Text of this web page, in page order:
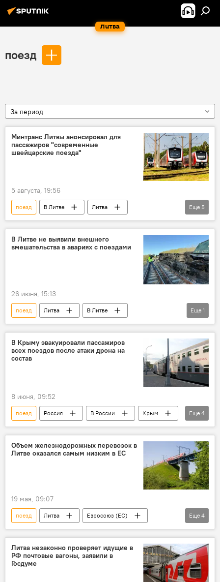
Литва
поезд
За период
Минтранс Литвы анонсировал для
пассажиров "современные
швейцарские поезда"
5 августа, 19:56
поезд В Литве
Литва
железная дорога
"Литовские железные дороги"
Министерство транспорта и коммуникаций
Еще 5
В Литве не выявили внешнего
вмешательства в авариях с поездами
26 июня, 15:13
поезд Литва
В Литве
Аварии на железной дороге в Литве
Еще 1
В Крыму эвакуировали пассажиров
всех поездов после атаки дрона на
состав
8 июня, 09:52
поезд Россия В России
Крым
ВСУ
дрон
Общество
железная дорога
Еще 4
Объем железнодорожных перевозок в
Литве оказался самым низким в ЕС
19 мая, 09:07
поезд Литва
Евросоюз (ЕС)
железная дорога
перевозки
перевозка пассажиров
пассажиропоток
Еще 4
Литва незаконно проверяет идущие в
РФ почтовые вагоны, заявили в
Госдуме